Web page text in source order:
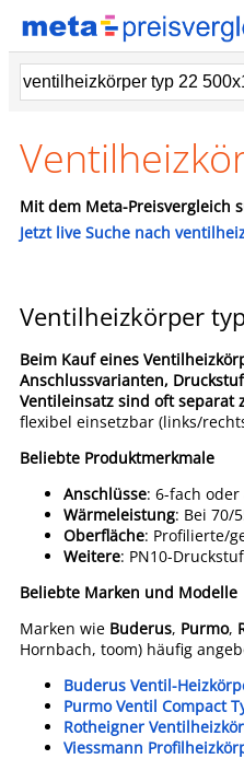
Mit dem Meta-Preisvergleich
Jetzt live Suche nach
Ventilheizkörper
Beim Kauf eines
Anschlussvarianten,
Ventileinsatz sind oft separat
flexibel einsetzbar (links/
Beliebte Produktmerkmale
Anschlüsse: 6-fach
Wärmeleistung: Bei 70/
Oberfläche: Profilierte/
Weitere: PN10-
Beliebte Marken und Modelle
Marken wie Buderus, Purmo,
Hornbach, toom) häufig
Buderus Ventil-
Purmo Ventil Compact
Rotheigner
Viessmann